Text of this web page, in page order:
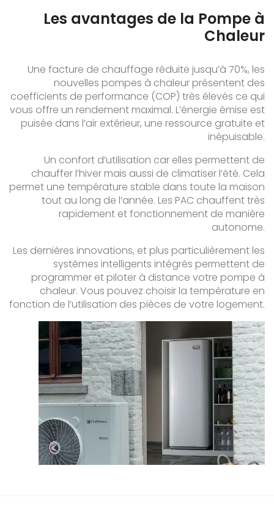
Les avantages de la Pompe à
Chaleur
Une facture de chauffage réduite jusqu’à 70%, les
nouvelles pompes à chaleur présentent des
coefficients de performance (COP) très élevés ce qui
vous offre un rendement maximal. L’énergie émise est
puisée dans l’air extérieur, une ressource gratuite et
inépuisable.
Un confort d’utilisation car elles permettent de
chauffer l’hiver mais aussi de climatiser l’été. Cela
permet une température stable dans toute la maison
tout au long de l’année. Les PAC chauffent très
rapidement et fonctionnement de manière
autonome.
Les dernières innovations, et plus particulièrement les
systèmes intelligents intégrés permettent de
programmer et piloter à distance votre pompe à
chaleur. Vous pouvez choisir la température en
fonction de l’utilisation des pièces de votre logement.